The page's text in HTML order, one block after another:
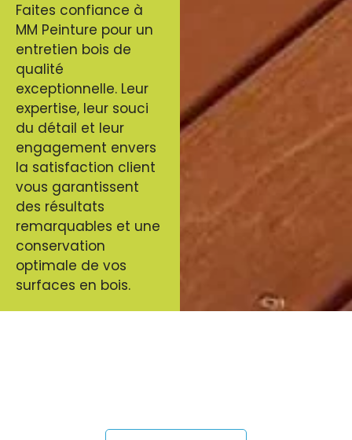
Faites confiance à
MM Peinture pour un
entretien bois de
qualité
exceptionnelle. Leur
expertise, leur souci
du détail et leur
engagement envers
la satisfaction client
vous garantissent
des résultats
remarquables et une
conservation
optimale de vos
surfaces en bois.